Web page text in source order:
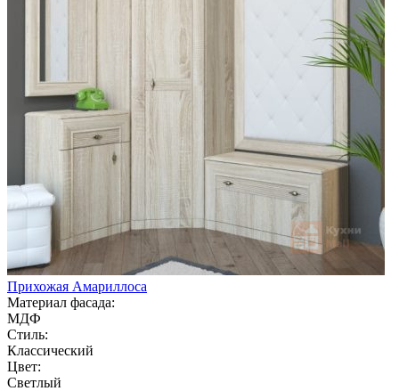
Прихожая Амариллоса
Материал фасада:
МДФ
Стиль:
Классический
Цвет:
Светлый